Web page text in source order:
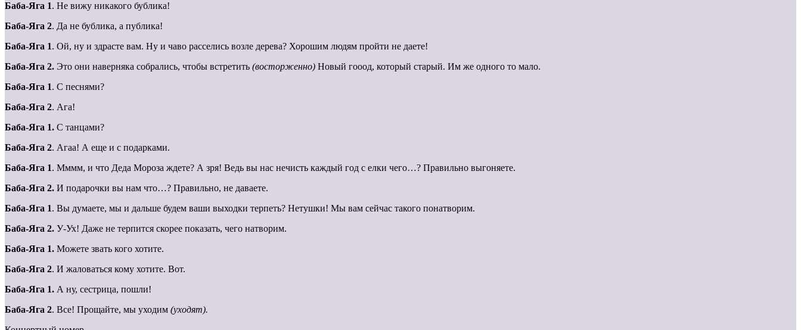
Баба-Яга 1. Не вижу никакого бублика!
Баба-Яга 2. Да не бублика, а публика!
Баба-Яга 1. Ой, ну и здрасте вам. Ну и чаво расселись возле дерева? Хорошим людям пройти не даете!
Баба-Яга 2. Это они наверняка собрались, чтобы встретить (восторженно) Новый гооод, который старый. Им же одного то мало.
Баба-Яга 1. С песнями?
Баба-Яга 2. Ага!
Баба-Яга 1. С танцами?
Баба-Яга 2. Агаа! А еще и с подарками.
Баба-Яга 1. Мммм, и что Деда Мороза ждете? А зря! Ведь вы нас нечисть каждый год с елки чего…? Правильно выгоняете.
Баба-Яга 2. И подарочки вы нам что…? Правильно, не даваете.
Баба-Яга 1. Вы думаете, мы и дальше будем ваши выходки терпеть? Нетушки! Мы вам сейчас такого понатворим.
Баба-Яга 2. У-Ух! Даже не терпится скорее показать, чего натворим.
Баба-Яга 1. Можете звать кого хотите.
Баба-Яга 2. И жаловаться кому хотите. Вот.
Баба-Яга 1. А ну, сестрица, пошли!
Баба-Яга 2. Все! Прощайте, мы уходим (уходят).